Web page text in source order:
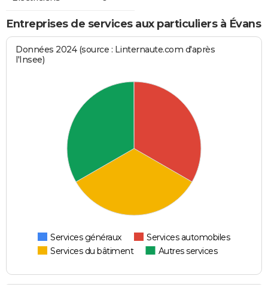
Entreprises de services aux particuliers à Évans
Données 2024 (source : Linternaute.com d'après
l'Insee)
Services généraux
Services automobiles
Services du bâtiment
Autres services